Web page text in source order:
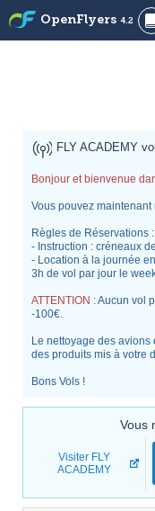
OpenFlyers 4.2
FLY ACADEMY
Bonjour et bienvenue
Vous pouvez
Règles de Réservations :
- Instruction : créneaux
- Location à la journée
3h de vol par jour le
ATTENTION : Aucun vol
-100€.
Le nettoyage des
des produits mis à votre
Bons Vols !
Vous
Visiter FLY
ACADEMY